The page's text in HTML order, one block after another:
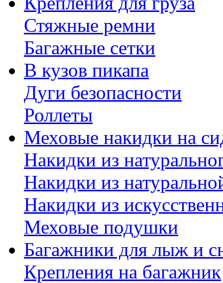
Стяжные ремни
Багажные сетки
В кузов пикапа
Дуги безопасности
Роллеты
Меховые накидки на
Накидки из
Накидки из
Накидки из
Меховые подушки
Багажники для лыж и
Крепления на багажник